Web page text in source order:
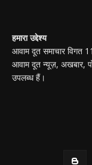
हमारा उद्देश्य
आवाम दूत समाचार विगत
आवाम दूत न्यूज़, अखबार,
उपलब्ध हैं।